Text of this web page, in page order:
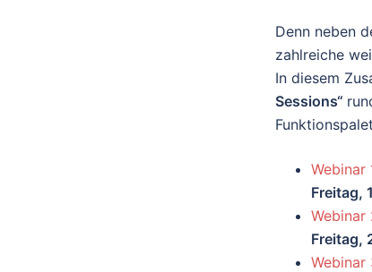
Denn neben
zahlreiche
In diesem
Sessions“
Freitag,
Freitag,
Webinar